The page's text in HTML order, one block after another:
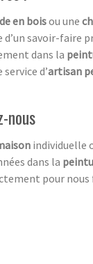
en boisou une
savoir-faire
dans la
d’artisan
nous
individuelle
dans la
pour nous